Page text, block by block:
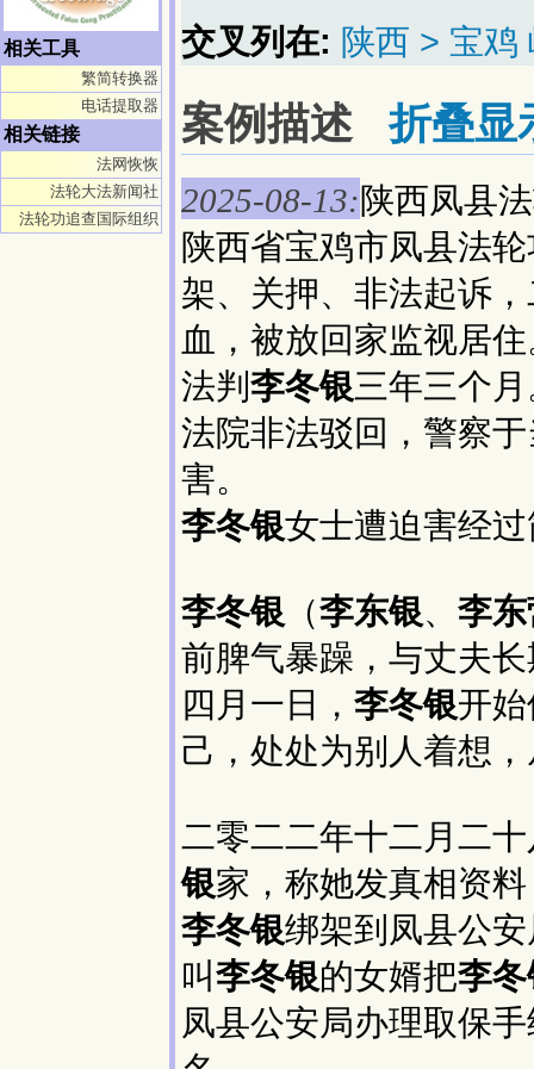
相关工具
繁简转换器
电话提取器
相关链接
法网恢恢
法轮大法新闻社
法轮功追查国际组织
交叉列在: 陕西 > 宝鸡
案例描述折叠显
2025-08-13:陕西凤县
陕西省宝鸡市凤县法
架、关押、非法起诉
血，被放回家监视居
法判 李冬银三年三个
法院非法驳回，警察
害。
李冬银女士遭迫害经
李冬银 （李东银、 李
前脾气暴躁，与丈夫
四月一日， 李冬银开
己，处处为别人着想
二零二二年十二月二
银家，称她发真相资
李冬银绑架到凤县公
叫李冬银的女婿把李
凤县公安局办理取保